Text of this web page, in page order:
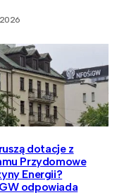
dotacje z
Przydomowe
Energii?
odpowiada